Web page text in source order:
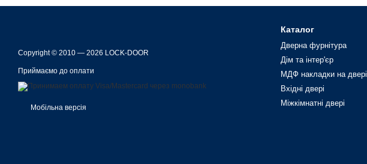
Copyright © 2010 — 2026 LOCK-DOOR
Приймаємо до оплати
Мобільна версія
Каталог
Дверна фурнітура
Дім та інтер'єр
МДФ накладки на двері
Вхідні двері
Міжкімнатні двері